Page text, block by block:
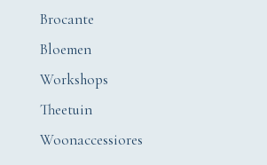
Brocante
Bloemen
Workshops
Theetuin
Woonaccessiores